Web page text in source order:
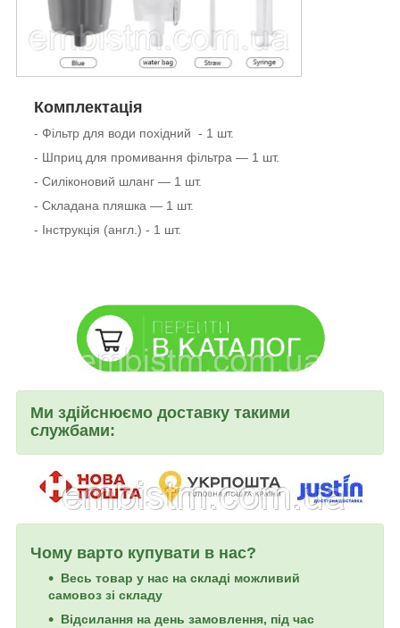
Комплектація
- Фільтр для води похідний - 1 шт.
- Шприц для промивання фільтра — 1 шт.
- Силіконовий шланг — 1 шт.
- Складана пляшка — 1 шт.
- Інструкція (англ.) - 1 шт.
Ми здійснюємо доставку такими
службами:
Чому варто купувати в нас?
Весь товар у нас на складі можливий
самовоз зі складу
Відсилання на день замовлення, під час